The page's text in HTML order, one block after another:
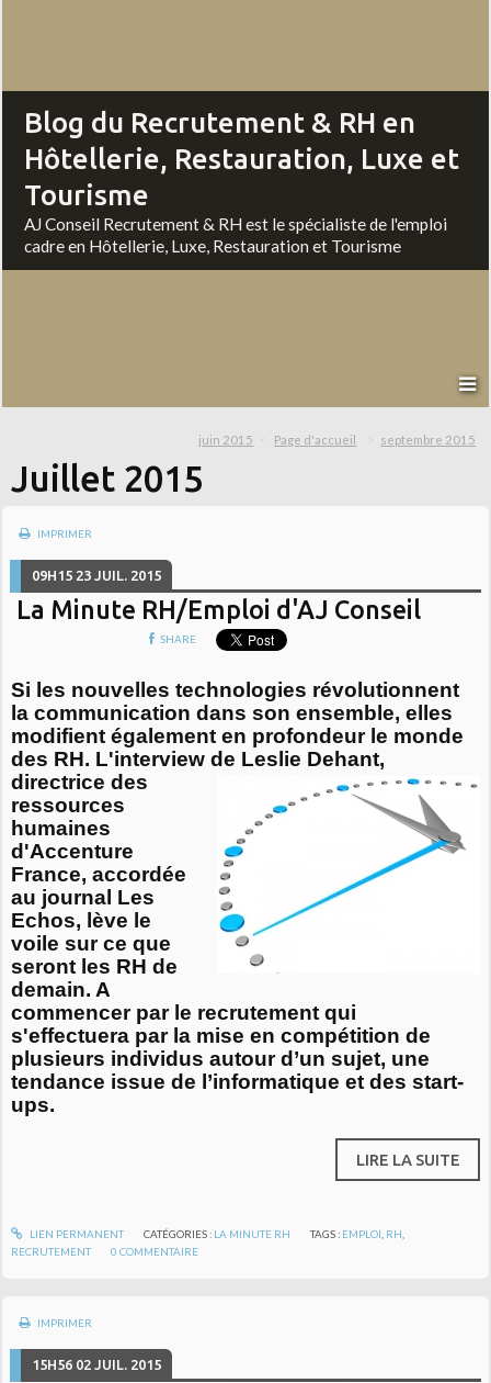
Blog du Recrutement & RH en
Hôtellerie, Restauration, Luxe et
Tourisme
AJ Conseil Recrutement & RH est le spécialiste de l'emploi
cadre en Hôtellerie, Luxe, Restauration et Tourisme
juin 2015 Page d'accueil septembre 2015
Juillet 2015
IMPRIMER
09H15 23 JUIL. 2015
La Minute RH/Emploi d'AJ Conseil
SHARE
Si les nouvelles technologies révolutionnent
la communication dans son ensemble, elles
modifient également en profondeur le monde
des RH. L'interview de Leslie Dehant,
directrice des
ressources
humaines
d'Accenture
France, accordée
au journal Les
Echos, lève le
voile sur ce que
seront les RH de
demain. A
commencer par le recrutement qui
s'effectuera par la mise en compétition de
plusieurs individus autour d’un sujet, une
tendance issue de l’informatique et des start-
ups.
LIRE LA SUITE
LIEN PERMANENT CATÉGORIES : LA MINUTE RH TAGS : EMPLOI, RH,
RECRUTEMENT
0 COMMENTAIRE
IMPRIMER
15H56 02 JUIL. 2015